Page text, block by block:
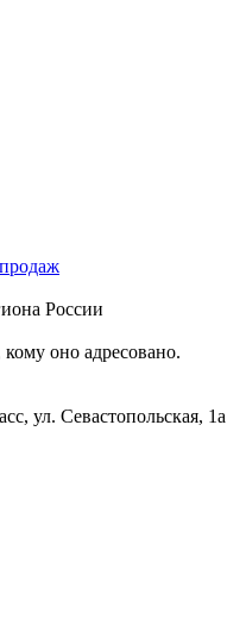
России
оно адресовано.
ул. Севастопольская, 1а